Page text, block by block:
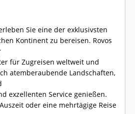
Sie eine der exklusivsten
Kontinent zu bereisen. Rovos
für Zugreisen weltweit und
atemberaubende Landschaften,
exzellenten Service genießen.
oder eine mehrtägige Reise